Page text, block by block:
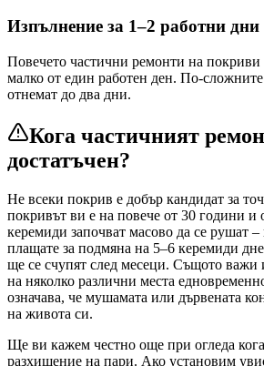
Изпълнение за 1–2 работни дни
Повечето частични ремонти на покриви
малко от един работен ден. По-
отнемат до два дни.
Кога частичният
достатъчен?
Не всеки покрив е добър кандидат за
покривът ви е на повече от 30 години и
керемиди започват масово да се рушат
плащате за подмяна на 5–6 керемиди
ще се счупят след месеци. Същото важи
на няколко различни места
означава, че мушамата или дървената
на живота си.
Ще ви кажем честно още при огледа
разхищение на пари. Ако установим